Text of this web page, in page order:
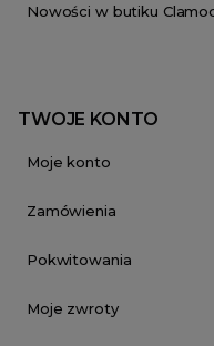
Nowości w butiku
TWOJE KONTO
Moje konto
Zamówienia
Pokwitowania
Moje zwroty